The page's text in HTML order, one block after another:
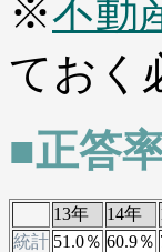
※不動
ておく
■正答
13年 14年
統計 51.0％ 60.9％